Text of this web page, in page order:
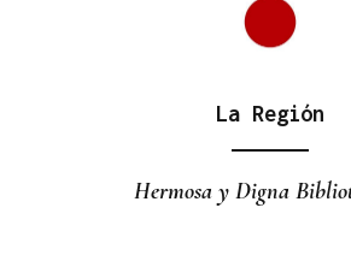
La Región
Hermosa y Digna